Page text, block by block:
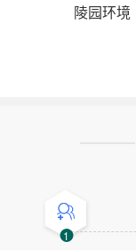
陵园环境
1